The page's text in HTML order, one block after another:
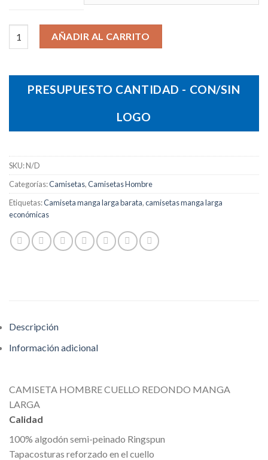
Camiseta Monarch cantidad
AÑADIR AL CARRITO
PRESUPUESTO CANTIDAD - CON/SIN
LOGO
SKU:N/D
Categorías:Camisetas,Camisetas Hombre
Etiquetas:Camiseta manga larga barata,camisetas manga larga
económicas
Descripción
Información adicional
CAMISETA HOMBRE CUELLO REDONDO MANGA
LARGA
Calidad
100% algodón semi-peinado Ringspun
Tapacosturas reforzado en el cuello